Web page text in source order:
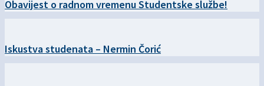
Obavijest o radnom vremenu Studentske službe!
Iskustva studenata – Nermin Čorić